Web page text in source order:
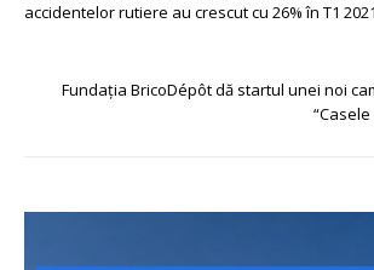
accidentelor rutiere au crescut cu 26% în T1 2021
Fundația BricoDépôt dă startul unei noi